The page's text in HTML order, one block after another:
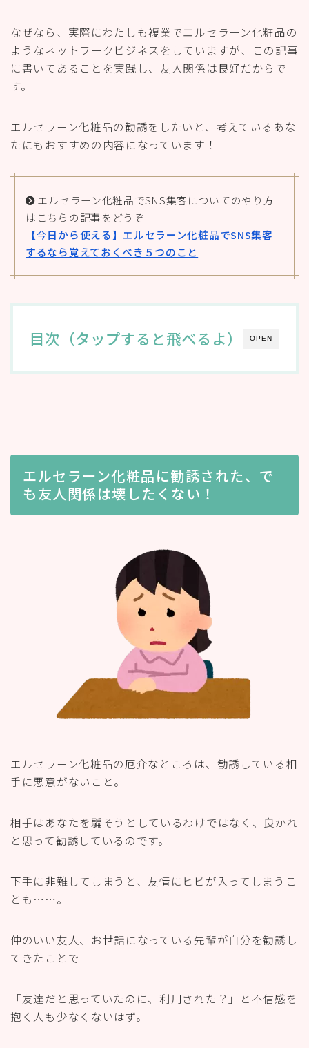
なぜなら、実際にわたしも複業でエルセラーン化粧品の
ようなネットワークビジネスをしていますが、この記事
に書いてあることを実践し、友人関係は良好だからで
す。
エルセラーン化粧品の勧誘をしたいと、考えているあな
たにもおすすめの内容になっています！
エルセラーン化粧品でSNS集客についてのやり方
はこちらの記事をどうぞ
【今日から使える】エルセラーン化粧品でSNS集客
するなら覚えておくべき５つのこと
OPEN
目次（タップすると飛べるよ）
エルセラーン化粧品に勧誘された、で
も友人関係は壊したくない！
エルセラーン化粧品の厄介なところは、勧誘している相
手に悪意がないこと。
相手はあなたを騙そうとしているわけではなく、良かれ
と思って勧誘しているのです。
下手に非難してしまうと、友情にヒビが入ってしまうこ
とも……。
仲のいい友人、お世話になっている先輩が自分を勧誘し
てきたことで
「友達だと思っていたのに、利用された？」と不信感を
抱く人も少なくないはず。